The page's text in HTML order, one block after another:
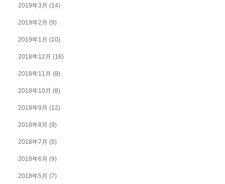
2019年3月 (14)
2019年2月 (9)
2019年1月 (10)
2018年12月 (16)
2018年11月 (8)
2018年10月 (8)
2018年9月 (12)
2018年8月 (9)
2018年7月 (5)
2018年6月 (9)
2018年5月 (7)